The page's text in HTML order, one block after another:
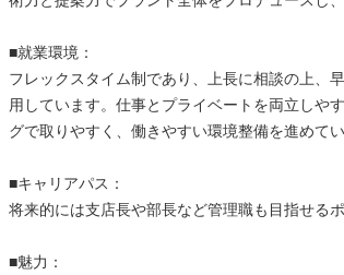
■就業環境：
フレックスタイム制であり、上長に相談の上、
用しています。仕事とプライベートを両立しや
グで取りやすく、働きやすい環境整備を進めてい
■キャリアパス：
将来的には支店長や部長など管理職も目指せる
■魅力：